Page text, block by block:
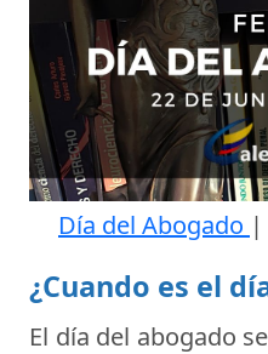
Día del Abogado |
¿Cuando es el
El día del abogado